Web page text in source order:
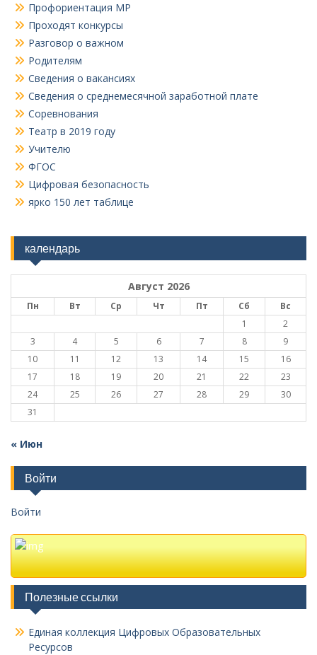
Профориентация МР
Проходят конкурсы
Разговор о важном
Родителям
Сведения о вакансиях
Сведения о среднемесячной заработной плате
Соревнования
Театр в 2019 году
Учителю
ФГОС
Цифровая безопасность
ярко 150 лет таблице
календарь
Август 2026
Пн Вт Ср Чт Пт Сб
Вс
1
2
3
4 5 6 7 8
9
10
11 12 13 14 15
16
17
18 19 20 21 22
23
24
25 26 27 28 29
30
31
« Июн
Войти
Войти
Полезные ссылки
Единая коллекция Цифровых Образовательных
Ресурсов